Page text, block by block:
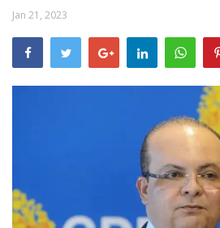
Jan 21, 2023